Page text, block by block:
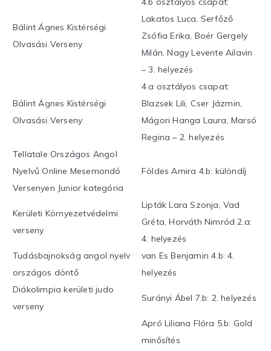
Bálint Ágnes Kistérségi
Olvasási Verseny
Lakatos Luca, Serfőző
Zsófia Erika, Boér Gergely
Milán, Nagy Levente Ailavin
– 3. helyezés
Bálint Ágnes Kistérségi
Olvasási Verseny
4.a osztályos csapat:
Blazsek Lili, Cser Jázmin,
Mágori Hanga Laura, Marsó
Regina – 2. helyezés
Tellatale Országos Angol
Nyelvű Online Mesemondó
Versenyen Junior kategória
Földes Amira 4.b: különdíj
Kerületi Környezetvédelmi
verseny
Lipták Lara Szonja, Vad
Gréta, Horváth Nimród 2.a:
4. helyezés
Tudásbajnokság angol nyelv
országos döntő
van Es Benjamin 4.b: 4.
helyezés
Diákolimpia kerületi judo
verseny
Surányi Ábel 7.b: 2. helyezés
Apró Liliana Flóra 5.b: Gold
minősítés